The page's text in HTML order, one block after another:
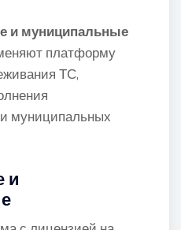
и муниципальные
платформу
ТС,
муниципальных
и